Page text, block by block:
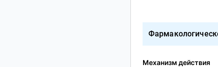
Механизм действия